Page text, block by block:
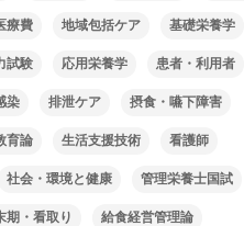
療費 地域包括ケア 基礎栄養学
試験 応用栄養学 患者・利用者
染 排泄ケア 摂食・嚥下障害
育論 生活支援技術 看護師
社会・環境と健康 管理栄養士国試
期・看取り 給食経営管理論